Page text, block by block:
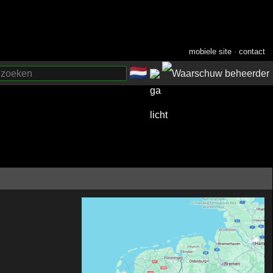
mobiele site ·contact
🇳🇱